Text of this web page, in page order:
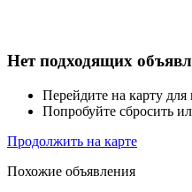
Нет подходящих
Перейдите на карту
Попробуйте сбросить
Продолжить на карте
Похожие объявления